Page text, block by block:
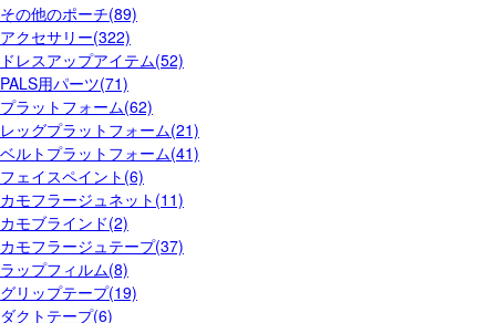
その他のポーチ(89)
アクセサリー(322)
ドレスアップアイテム(52)
PALS用パーツ(71)
プラットフォーム(62)
レッグプラットフォーム(21)
ベルトプラットフォーム(41)
フェイスペイント(6)
カモフラージュネット(11)
カモブラインド(2)
カモフラージュテープ(37)
ラップフィルム(8)
グリップテープ(19)
ダクトテープ(6)